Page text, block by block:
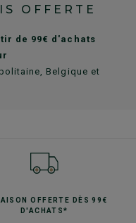
OFFERTE
de 99€ d'achats
Belgique et
OFFERTE
DÈS 99€
D'ACHATS*